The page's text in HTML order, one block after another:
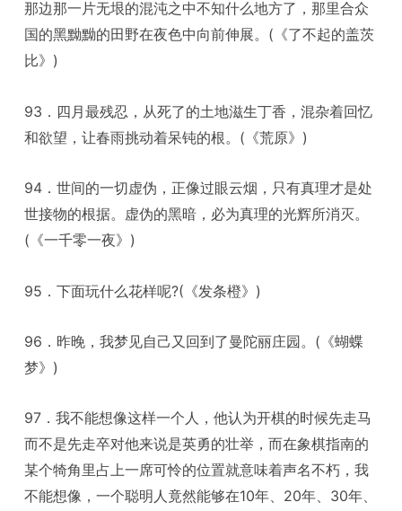
那边那一片无垠的混沌之中不知什么地方了，那里合众
国的黑黝黝的田野在夜色中向前伸展。(《了不起的盖茨
比》)
93．四月最残忍，从死了的土地滋生丁香，混杂着回忆
和欲望，让春雨挑动着呆钝的根。(《荒原》)
94．世间的一切虚伪，正像过眼云烟，只有真理才是处
世接物的根据。虚伪的黑暗，必为真理的光辉所消灭。
(《一千零一夜》)
95．下面玩什么花样呢?(《发条橙》)
96．昨晚，我梦见自己又回到了曼陀丽庄园。(《蝴蝶
梦》)
97．我不能想像这样一个人，他认为开棋的时候先走马
而不是先走卒对他来说是英勇的壮举，而在象棋指南的
某个犄角里占上一席可怜的位置就意味着声名不朽，我
不能想像，一个聪明人竟然能够在10年、20年、30年、